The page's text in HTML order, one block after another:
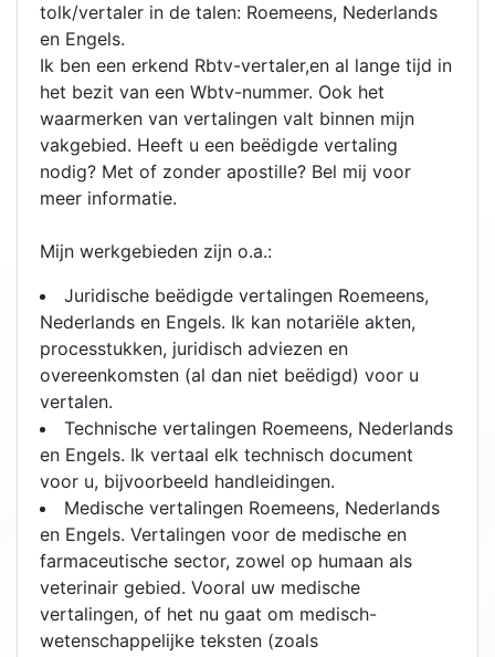
tolk/vertaler in de talen: Roemeens, Nederlands
en Engels.
Ik ben een erkend Rbtv-vertaler,en al lange tijd in
het bezit van een Wbtv-nummer. Ook het
waarmerken van vertalingen valt binnen mijn
vakgebied. Heeft u een beëdigde vertaling
nodig? Met of zonder apostille? Bel mij voor
meer informatie.
Mijn werkgebieden zijn o.a.:
Juridische beëdigde vertalingen Roemeens,
Nederlands en Engels. Ik kan notariële akten,
processtukken, juridisch adviezen en
overeenkomsten (al dan niet beëdigd) voor u
vertalen.
Technische vertalingen Roemeens, Nederlands
en Engels. Ik vertaal elk technisch document
voor u, bijvoorbeeld handleidingen.
Medische vertalingen Roemeens, Nederlands
en Engels. Vertalingen voor de medische en
farmaceutische sector, zowel op humaan als
veterinair gebied. Vooral uw medische
vertalingen, of het nu gaat om medisch-
wetenschappelijke teksten (zoals